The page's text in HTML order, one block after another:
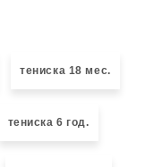
тениска 18 мес.
тениска 6 год.